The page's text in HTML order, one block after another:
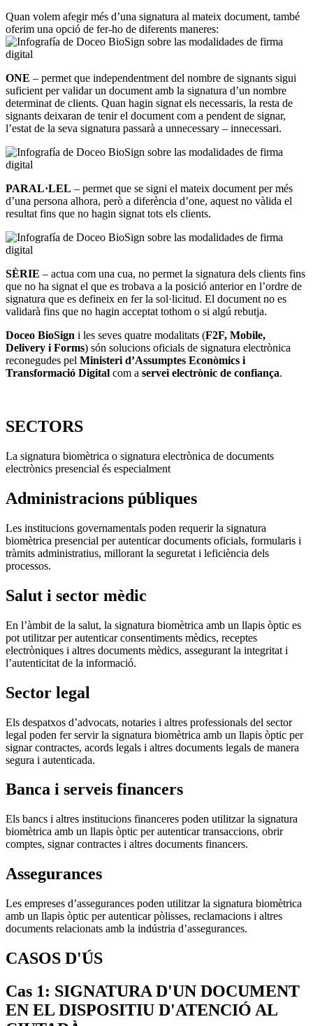
Quan volem afegir més d’una signatura al mateix document, també
oferim una opció de fer-ho de diferents maneres:
ONE – permet que independentment del nombre de signants sigui
suficient per validar un document amb la signatura d’un nombre
determinat de clients. Quan hagin signat els necessaris, la resta de
signants deixaran de tenir el document com a pendent de signar,
l’estat de la seva signatura passarà a unnecessary – innecessari.
PARAL·LEL – permet que se signi el mateix document per més
d’una persona alhora, però a diferència d’one, aquest no vàlida el
resultat fins que no hagin signat tots els clients.
SÈRIE – actua com una cua, no permet la signatura dels clients fins
que no ha signat el que es trobava a la posició anterior en l’ordre de
signatura que es defineix en fer la sol·licitud. El document no es
validarà fins que no hagin acceptat tothom o si algú rebutja.
Doceo BioSign i les seves quatre modalitats (F2F, Mobile,
Delivery i Forms) són solucions oficials de signatura electrònica
reconegudes pel Ministeri d’Assumptes Econòmics i
Transformació Digital com a servei electrònic de confiança.
SECTORS
La signatura biomètrica o signatura electrònica de documents
electrònics presencial és especialment
Administracions públiques
Les institucions governamentals poden requerir la signatura
biomètrica presencial per autenticar documents oficials, formularis i
tràmits administratius, millorant la seguretat i leficiència dels
processos.
Salut i sector mèdic
En l’àmbit de la salut, la signatura biomètrica amb un llapis òptic es
pot utilitzar per autenticar consentiments mèdics, receptes
electròniques i altres documents mèdics, assegurant la integritat i
l’autenticitat de la informació.
Sector legal
Els despatxos d’advocats, notaries i altres professionals del sector
legal poden fer servir la signatura biomètrica amb un llapis òptic per
signar contractes, acords legals i altres documents legals de manera
segura i autenticada.
Banca i serveis financers
Els bancs i altres institucions financeres poden utilitzar la signatura
biomètrica amb un llapis òptic per autenticar transaccions, obrir
comptes, signar contractes i altres documents financers.
Assegurances
Les empreses d’assegurances poden utilitzar la signatura biomètrica
amb un llapis òptic per autenticar pòlisses, reclamacions i altres
documents relacionats amb la indústria d’assegurances.
CASOS D'ÚS
Cas 1: SIGNATURA D'UN DOCUMENT
EN EL DISPOSITIU D'ATENCIÓ AL